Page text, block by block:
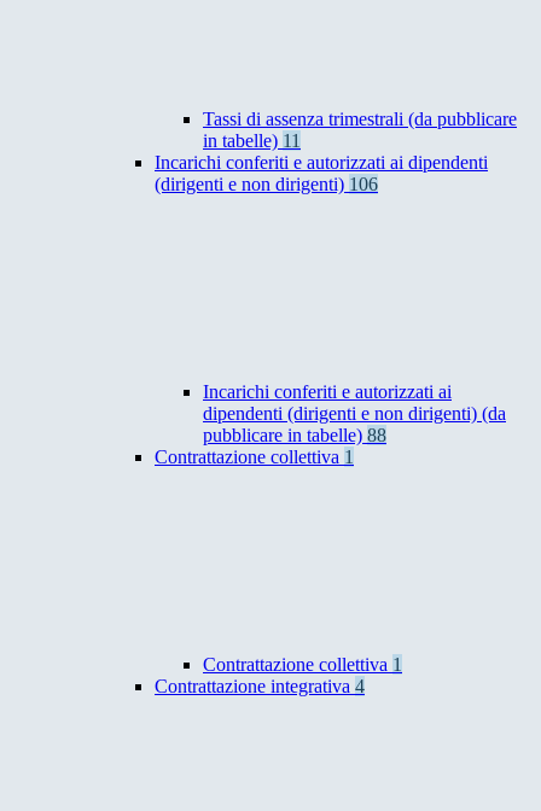
Tassi di assenza trimestrali (da pubblicare
in tabelle) 11
Incarichi conferiti e autorizzati ai dipendenti
(dirigenti e non dirigenti) 106
Incarichi conferiti e autorizzati ai
dipendenti (dirigenti e non dirigenti) (da
pubblicare in tabelle) 88
Contrattazione collettiva 1
Contrattazione collettiva 1
Contrattazione integrativa 4